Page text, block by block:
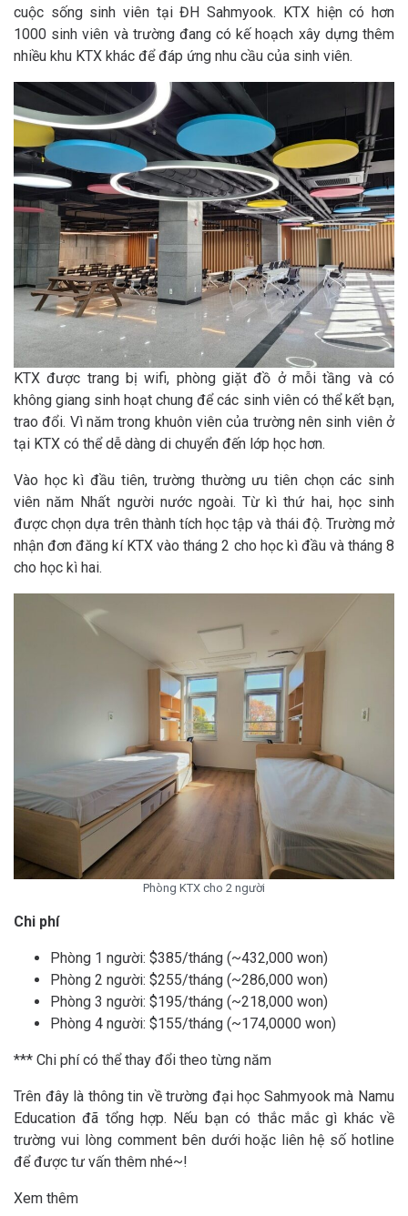
cuộc sống sinh viên tại ĐH Sahmyook. KTX hiện có hơn
1000 sinh viên và trường đang có kế hoạch xây dựng thêm
nhiều khu KTX khác để đáp ứng nhu cầu của sinh viên.
KTX được trang bị wifi, phòng giặt đồ ở mỗi tầng và có
không giang sinh hoạt chung để các sinh viên có thể kết bạn,
trao đổi. Vì năm trong khuôn viên của trường nên sinh viên ở
tại KTX có thể dễ dàng di chuyển đến lớp học hơn.
Vào học kì đầu tiên, trường thường ưu tiên chọn các sinh
viên năm Nhất người nước ngoài. Từ kì thứ hai, học sinh
được chọn dựa trên thành tích học tập và thái độ. Trường mở
nhận đơn đăng kí KTX vào tháng 2 cho học kì đầu và tháng 8
cho học kì hai.
Phòng KTX cho 2 người
Chi phí
Phòng 1 người: $385/tháng (~432,000 won)
Phòng 2 người: $255/tháng (~286,000 won)
Phòng 3 người: $195/tháng (~218,000 won)
Phòng 4 người: $155/tháng (~174,0000 won)
*** Chi phí có thể thay đổi theo từng năm
Trên đây là thông tin về trường đại học Sahmyook mà Namu
Education đã tổng hợp. Nếu bạn có thắc mắc gì khác về
trường vui lòng comment bên dưới hoặc liên hệ số hotline
để được tư vấn thêm nhé~!
Xem thêm